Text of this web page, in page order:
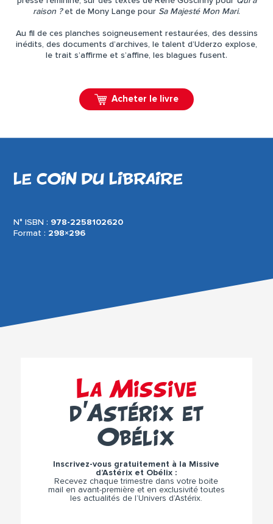
raison ?et de Mony Lange pour Sa Majesté Mon Mari.
Au fil de ces planches soigneusement restaurées, des dessins
inédits, des documents d’archives, le talent d’Uderzo explose,
le trait s’affirme et s’affine, les blagues fusent.
Acheter le livre
LE COIN DU LIBRAIRE
N° ISBN : 978-2258102620
Format : 298×296
La Missive
d’Astérix et
Obélix
Inscrivez-vous gratuitement à la Missive
d’Astérix et Obélix :
Recevez chaque trimestre dans votre boite
mail en avant-première et en exclusivité toutes
les actualités de l’Univers d’Astérix.